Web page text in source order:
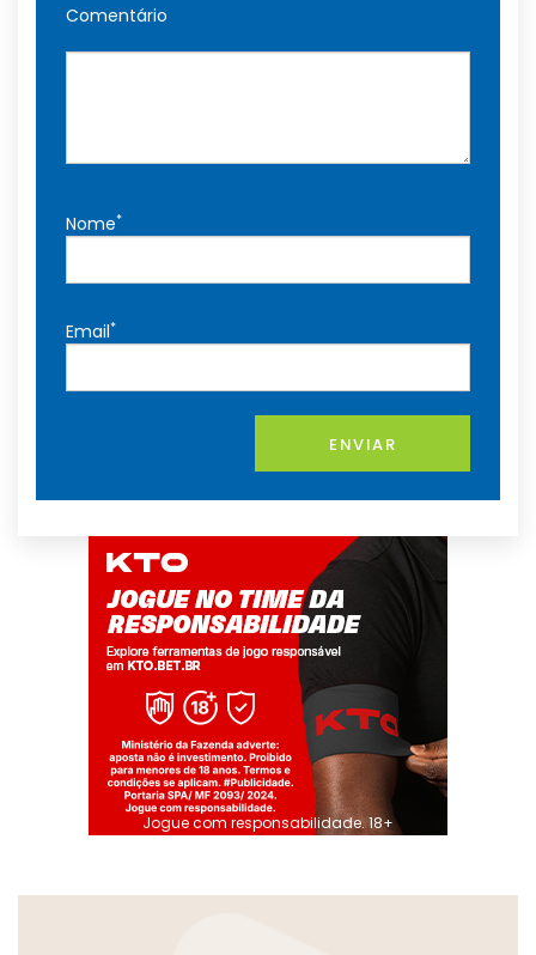
Comentário
Nome*
Email*
ENVIAR
Jogue com responsabilidade. 18+